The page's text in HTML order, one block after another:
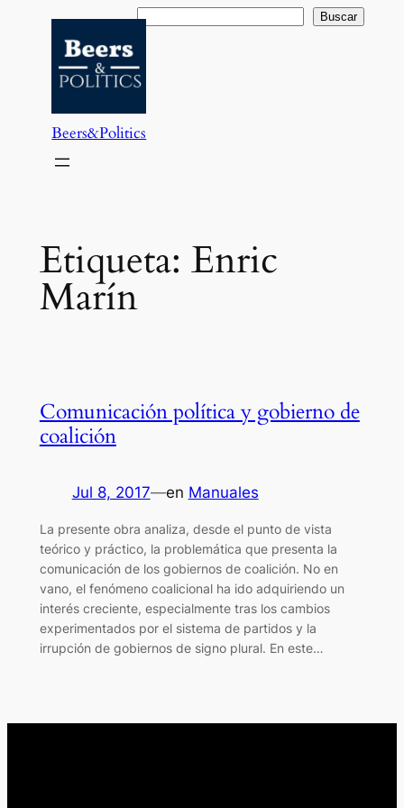
contenido
Buscar Buscar
Beers&Politics
Etiqueta: Enric
Marín
Comunicación política y gobierno de
coalición
Jul 8, 2017—en Manuales
La presente obra analiza, desde el punto de vista
teórico y práctico, la problemática que presenta la
comunicación de los gobiernos de coalición. No en
vano, el fenómeno coalicional ha ido adquiriendo un
interés creciente, especialmente tras los cambios
experimentados por el sistema de partidos y la
irrupción de gobiernos de signo plural. En este…